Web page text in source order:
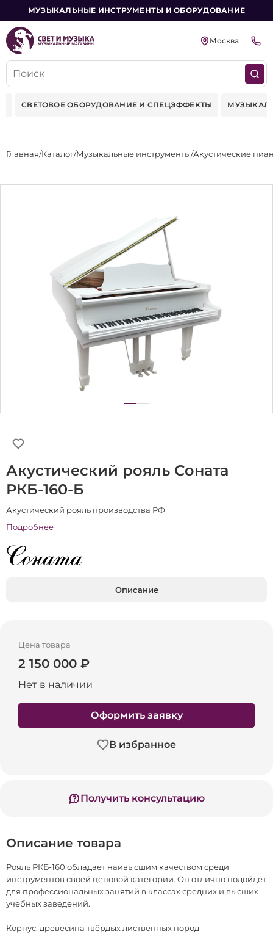
МУЗЫКАЛЬНЫЕ ИНСТРУМЕНТЫ И ОБОРУДОВАНИЕ
Москва
ОБОРУДОВАНИЕ И СПЕЦЭФФЕКТЫ МУЗЫКАЛЬНЫЕ
Главная Каталог Музыкальные инструменты Акустические
Акустический рояль Соната
РКБ-160-Б
Акустический рояль производства РФ
Подробнее
Описание
Цена товара
2 150 000 ₽
Нет в наличии
Оформить заявку
В избранное
Получить консультацию
Описание товара
Рояль РКБ-160 обладает наивысшим качеством среди
инструментов своей ценовой категории. Он отлично подойдет
для профессиональных занятий в классах средних и высших
учебных заведений.
Корпус: древесина твёрдых лиственных пород